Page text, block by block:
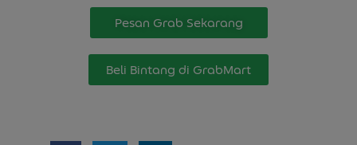
Pesan Grab Sekarang
Beli Bintang di GrabMart